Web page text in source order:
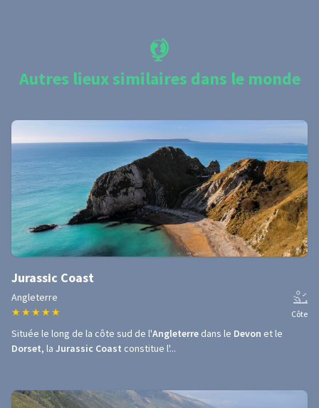
Autres lieux similaires dans le monde
Jurassic Coast
Angleterre
★ ★ ★ ★ ★ Côte
Située le long de la côte sud de l'Angleterre dans le Devon et le
Dorset, la Jurassic Coast constitue l'...